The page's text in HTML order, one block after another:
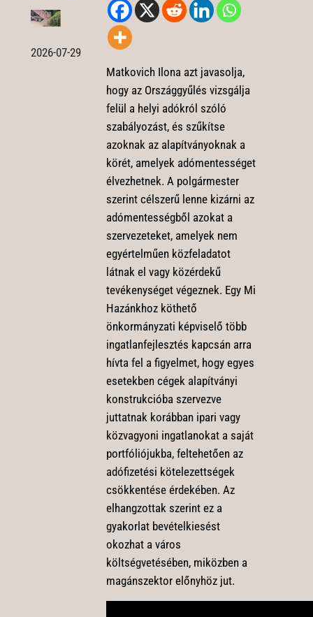
2026-07-29
Matkovich Ilona azt javasolja,
hogy az Országgyűlés vizsgálja
felül a helyi adókról szóló
szabályozást, és szűkítse
azoknak az alapítványoknak a
körét, amelyek adómentességet
élvezhetnek. A polgármester
szerint célszerű lenne kizárni az
adómentességből azokat a
szervezeteket, amelyek nem
egyértelműen közfeladatot
látnak el vagy közérdekű
tevékenységet végeznek. Egy Mi
Hazánkhoz köthető
önkormányzati képviselő több
ingatlanfejlesztés kapcsán arra
hívta fel a figyelmet, hogy egyes
esetekben cégek alapítványi
konstrukcióba szervezve
juttatnak korábban ipari vagy
közvagyoni ingatlanokat a saját
portfóliójukba, feltehetően az
adófizetési kötelezettségek
csökkentése érdekében. Az
elhangzottak szerint ez a
gyakorlat bevételkiesést
okozhat a város
költségvetésében, miközben a
magánszektor előnyhöz jut.